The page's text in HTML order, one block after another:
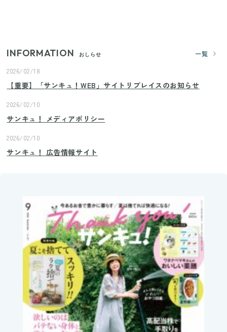
INFORMATION おしらせ
一覧
2026/02/18
【重要】「サンキュ！WEB」サイトリプレイスのお知らせ
2026/02/10
サンキュ！ メディアポリシー
2026/02/10
サンキュ！ 広告情報サイト